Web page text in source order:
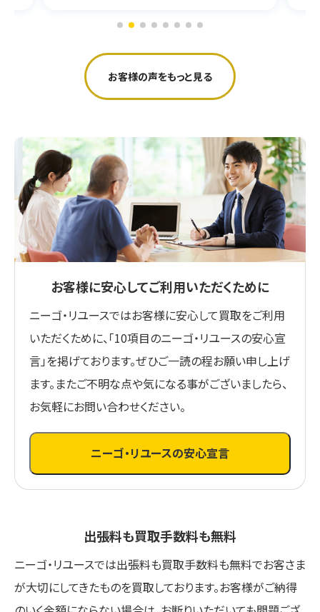
お客様の声をもっと見る
お客様に安心してご利用いただくために
ニーゴ・リユースではお客様に安心して買取をご利用
いただくために、「10項目のニーゴ・リユースの安心宣
言」を掲げております。ぜひご一読の程お願い申し上げ
ます。またご不明な点や気になる事がございましたら、
お気軽にお問い合わせください。
ニーゴ・リユースの安心宣言
出張料も買取手数料も無料
ニーゴ・リユースでは出張料も買取手数料も無料でお客さま
が大切にしてきたものを買取しております。お客様がご納得